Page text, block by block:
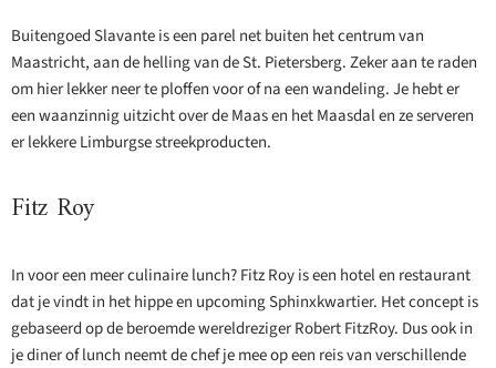
Buitengoed Slavante is een parel net buiten het centrum van
Maastricht, aan de helling van de St. Pietersberg. Zeker aan te raden
om hier lekker neer te ploffen voor of na een wandeling. Je hebt er
een waanzinnig uitzicht over de Maas en het Maasdal en ze serveren
er lekkere Limburgse streekproducten.
Fitz Roy
In voor een meer culinaire lunch? Fitz Roy is een hotel en restaurant
dat je vindt in het hippe en upcoming Sphinxkwartier. Het concept is
gebaseerd op de beroemde wereldreziger Robert FitzRoy. Dus ook in
je diner of lunch neemt de chef je mee op een reis van verschillende